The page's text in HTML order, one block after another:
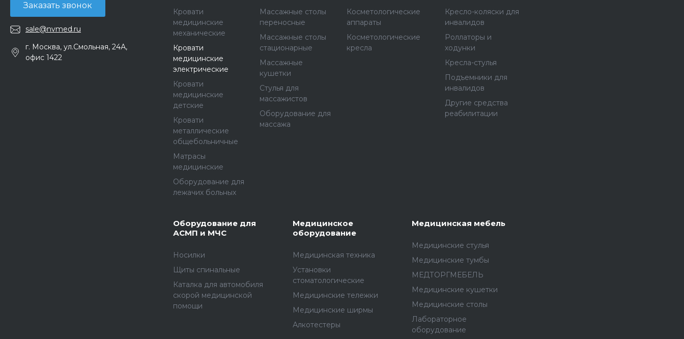
Заказать звонок
sale@nvmed.ru
г. Москва, ул.Смольная, 24А,
офис 1422
Кровати
медицинские
механические
Кровати
медицинские
электрические
Кровати
медицинские
детские
Кровати
металлические
общебольничные
Матрасы
медицинские
Оборудование для
лежачих больных
Массажные столы
переносные
Массажные столы
стационарные
Массажные
кушетки
Стулья для
массажистов
Оборудование для
массажа
Косметологические
аппараты
Косметологические
кресла
Кресло-коляски для
инвалидов
Роллаторы и
ходунки
Кресла-стулья
Подъемники для
инвалидов
Другие средства
реабилитации
Оборудование для
АСМП и МЧС
Носилки
Щиты спинальные
Каталка для автомобиля
скорой медицинской
помощи
Медицинское
оборудование
Медицинская техника
Установки
стоматологические
Медицинские тележки
Медицинские ширмы
Алкотестеры
Медицинская мебель
Медицинские стулья
Медицинские тумбы
МЕДТОРГМЕБЕЛЬ
Медицинские кушетки
Медицинские столы
Лабораторное
оборудование